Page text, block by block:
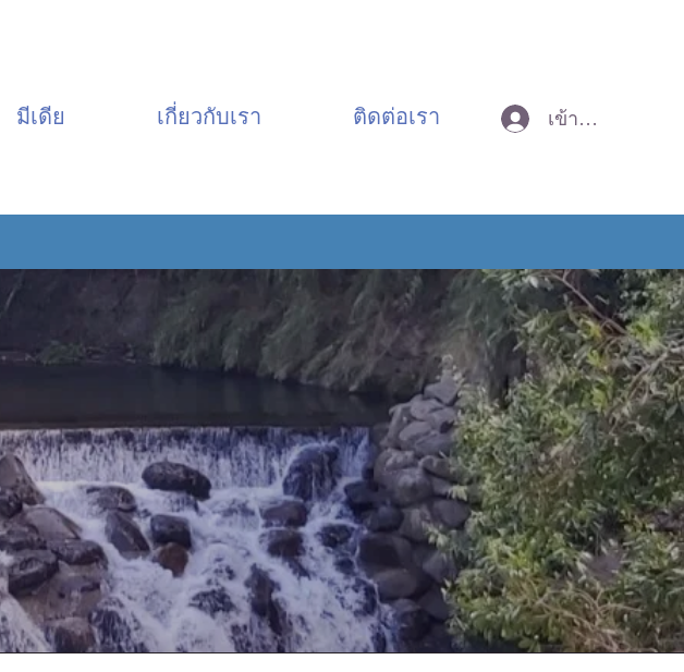
มีเดีย เกี่ยวกับเรา ติดต่อเรา เข้าสู่ระบบ